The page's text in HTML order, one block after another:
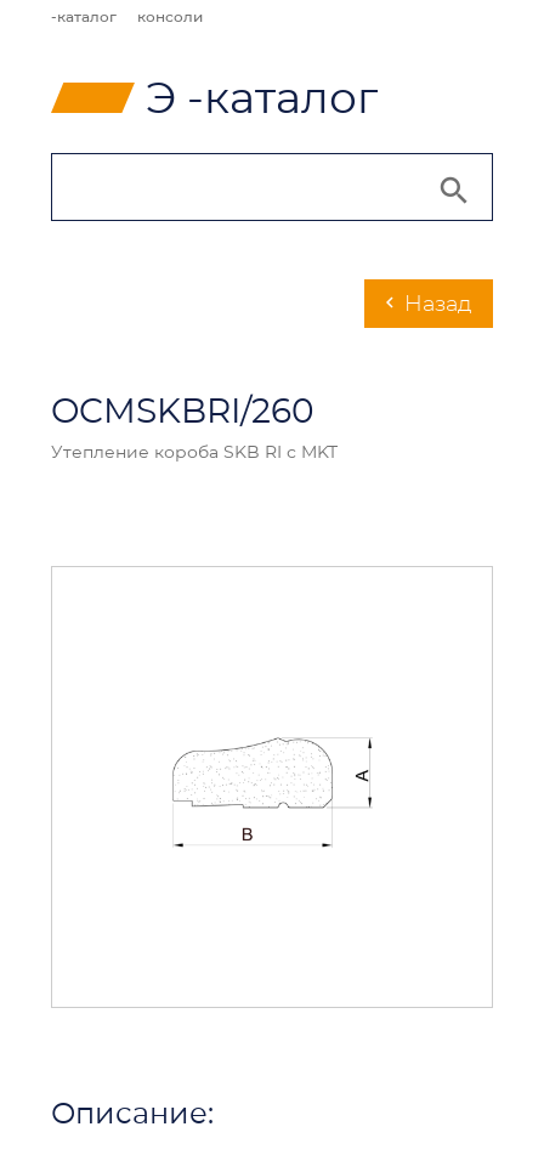
-каталог
консоли
⸠ Э -каталог
chevron_left Hазад
OCMSKBRI/260
Утепление короба SKB RI с MKT
Описание: